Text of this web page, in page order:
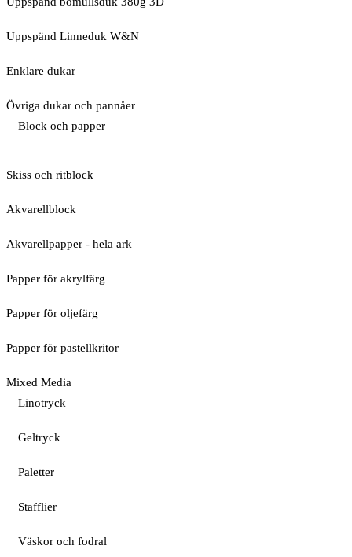
Uppspänd Linneduk W&N
Enklare dukar
Övriga dukar och pannåer
Block och papper
Skiss och ritblock
Akvarellblock
Akvarellpapper - hela ark
Papper för akrylfärg
Papper för oljefärg
Papper för pastellkritor
Mixed Media
Linotryck
Geltryck
Paletter
Stafflier
Väskor och fodral